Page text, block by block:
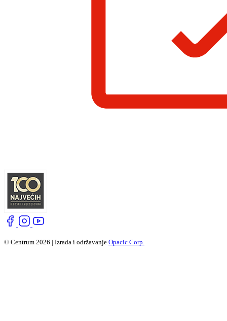
© Centrum 2026 | Izrada i održavanje Opacic Corp.